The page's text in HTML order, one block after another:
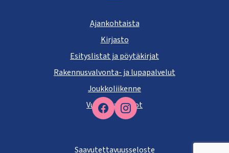
Facebook
Ajankohtaista
Kirjasto
Esityslistat ja pöytäkirjat
Rakennusvalvonta- ja lupapalvelut
Joukkoliikenne
Vuokra-asunnot
Saavutettavuusseloste